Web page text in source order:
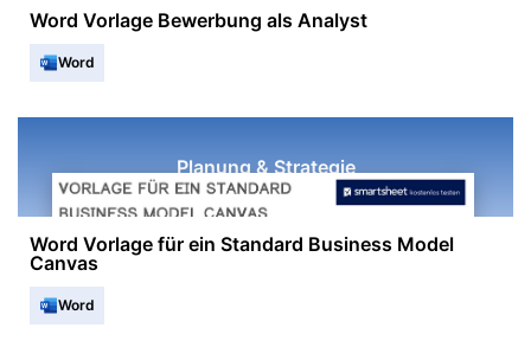
Word Vorlage Bewerbung als Analyst
Word
Planung & Strategie
Word Vorlage für ein Standard Business Model
Canvas
Word